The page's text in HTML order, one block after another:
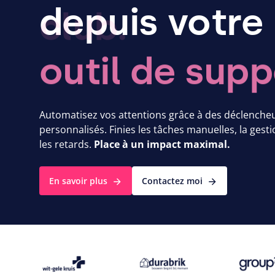
depuis votre
club.
Automatisez vos attentions grâce à des
personnalisés. Finies les tâches manuelles, la
les retards. Place à un impact maximal.
En savoir plus Contactez moi